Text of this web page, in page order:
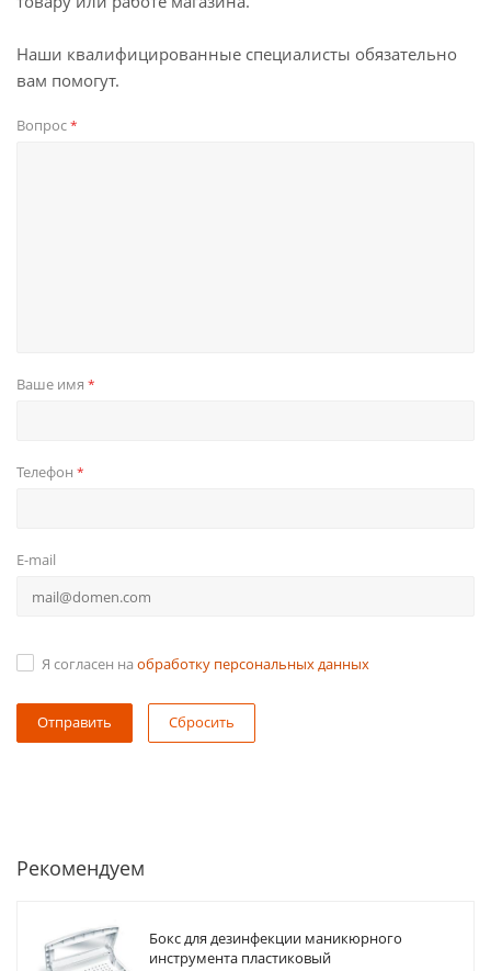
Наши квалифицированные специалисты обязательно
вам помогут.
Вопрос*
Ваше имя *
Телефон *
E-mail
Я согласен на обработку персональных данных
Сбросить
Рекомендуем
Бокс для дезинфекции маникюрного
инструмента пластиковый